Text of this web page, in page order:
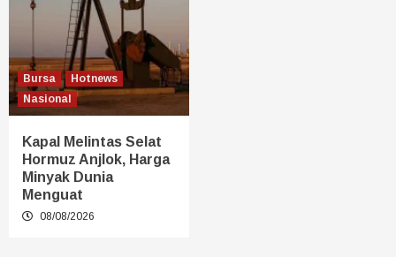
Bursa
Hotnews
Nasional
Kapal Melintas Selat
Hormuz Anjlok, Harga
Minyak Dunia
Menguat
08/08/2026